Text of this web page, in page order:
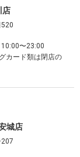
店
〜23:00
カード類は閉店の
城店